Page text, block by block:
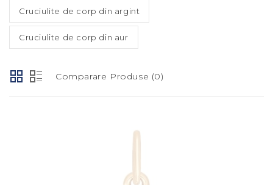
Cruciulite de corp din argint
Cruciulite de corp din aur
Comparare Produse (0)